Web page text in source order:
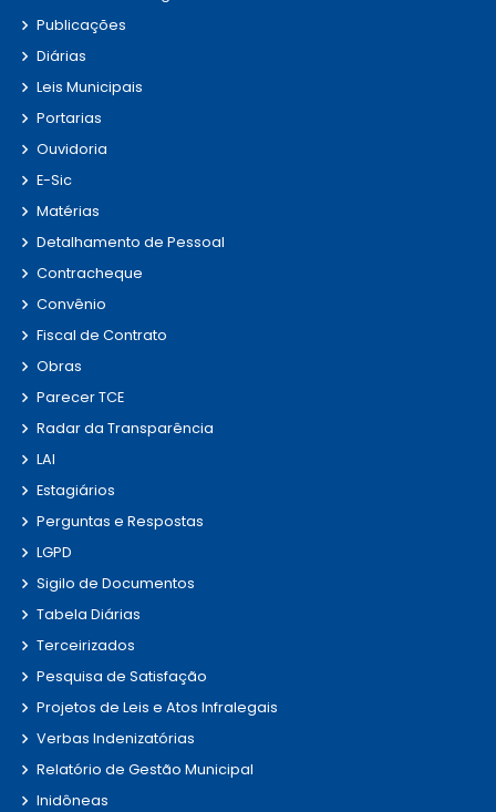
Publicações
Diárias
Leis Municipais
Portarias
Ouvidoria
E-Sic
Matérias
Detalhamento de Pessoal
Contracheque
Convênio
Fiscal de Contrato
Obras
Parecer TCE
Radar da Transparência
LAI
Estagiários
Perguntas e Respostas
LGPD
Sigilo de Documentos
Tabela Diárias
Terceirizados
Pesquisa de Satisfação
Projetos de Leis e Atos Infralegais
Verbas Indenizatórias
Relatório de Gestão Municipal
Inidôneas